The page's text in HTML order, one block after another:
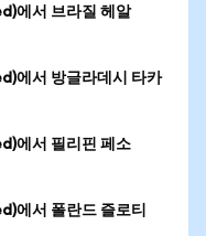
에서 브라질 헤알
에서 방글라데시 타카
에서 필리핀 페소
서 폴란드 즐로티